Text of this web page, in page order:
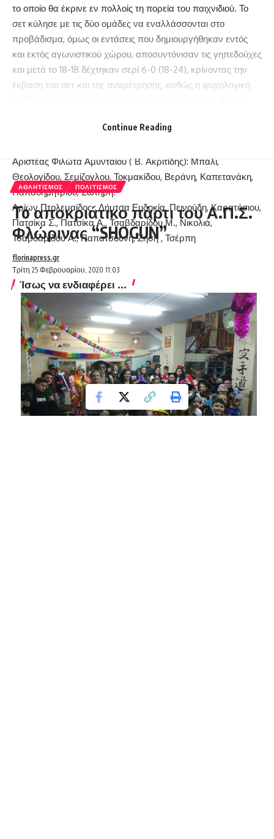
το οποίο θα έκρινε εν πολλοίς τη πορεία του παιχνιδιού. Το
σετ κύλησε με τις δύο ομάδες να εναλλάσσονται στο
προβάδισμα, όμως οι εντάσεις που δημιουργήθηκαν εντός
και εκτός αγωνιστικού χώρου, αποσυντόνισαν τις γηπεδούχες
και μετά το 18-18 δέχτηκαν σερί 6-0 (18-24), κρίνοντας την
έκβαση του σετ και της αναμέτρησης, καθώς η ψυχολογική
Σετ: 25-15, 17-15, 19-25, 20-25.
Αριστέας Φιλώτα Αμυνταίου ( Β. Ακριτίδης): Μπάλι,
Θεολογίδου, Σεμίζογλου, Τοκμακίδου, Βεράνη, Καπετανάκη,
Παπαδημητρίου, Σωτήρη.
Αρίων Πτολεμαίδος : Δήμτσα Ευδοκία, Πεινούδη, Καρατόσιου,
Πατσίκα Σ., Πατσίκα Α., Τσαβδαρίδου Μ., Νικολιά,
Τσαβδαρίδου Α., Παπατσούνη, Ζήση , Τσέρπη
Ίσως να ενδιαφέρει ...
ΟΞΙΦ: “Καλό μήνα! Καλό καλοκαίρι!”
Σάρισες Φλώρινας – Παναθηναϊκός 4-2
Πρωταθλητές Ελλάδος οι Νέοι του ΟΞΙΦ!
Ραντεβού με τα χρονόμετρα στην 4η Ανάβαση
Καστανιάς για τον Φλωρινιώτη οδηγό αγώνων Τάσο
Χατζηχρήστο
The last shot…!!
Continue Reading
ΑΘΛΗΤΙΣΜΌΣ ΠΟΛΙΤΙΣΜΌΣ
To αποκριάτικο πάρτι του Α.Π.Σ.
Φλώρινας “SHOGUN”
Τρίτη 25 Φεβρουαρίου, 2020 11:03
florinapress.gr